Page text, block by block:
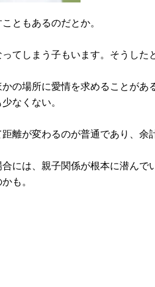
ともあるのだとか。
てしまう子もいます。そうし
の場所に愛情を求めることが
なくない。
離が変わるのが普通であり、余
には、親子関係が根本に潜ん
も。